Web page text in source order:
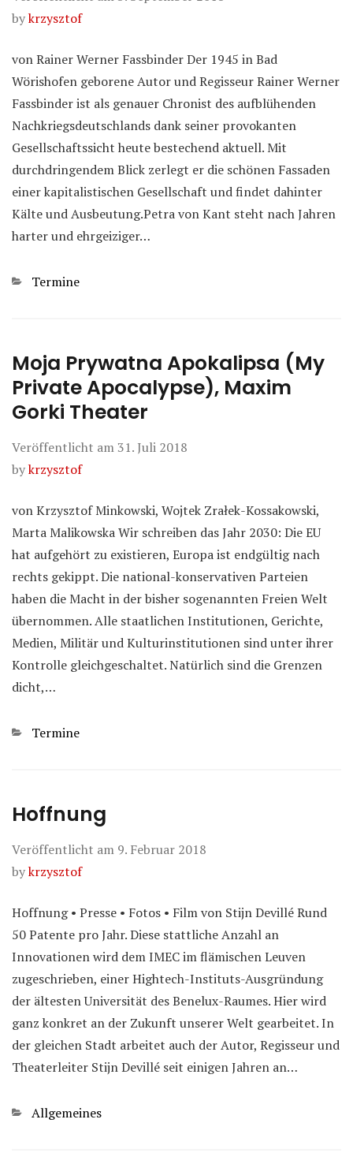
bykrzysztof
von Rainer Werner Fassbinder Der 1945 in Bad
Wörishofen geborene Autor und Regisseur Rainer Werner
Fassbinder ist als genauer Chronist des aufblühenden
Nachkriegsdeutschlands dank seiner provokanten
Gesellschaftssicht heute bestechend aktuell. Mit
durchdringendem Blick zerlegt er die schönen Fassaden
einer kapitalistischen Gesellschaft und findet dahinter
Kälte und Ausbeutung.Petra von Kant steht nach Jahren
harter und ehrgeiziger…
Kategorien
Termine
Moja Prywatna Apokalipsa (My
Private Apocalypse), Maxim
Gorki Theater
Veröffentlicht am 31. Juli 2018
bykrzysztof
von Krzysztof Minkowski, Wojtek Zrałek-Kossakowski,
Marta Malikowska Wir schreiben das Jahr 2030: Die EU
hat aufgehört zu existieren, Europa ist endgültig nach
rechts gekippt. Die national-konservativen Parteien
haben die Macht in der bisher sogenannten Freien Welt
übernommen. Alle staatlichen Institutionen, Gerichte,
Medien, Militär und Kulturinstitutionen sind unter ihrer
Kontrolle gleichgeschaltet. Natürlich sind die Grenzen
dicht,…
Kategorien
Termine
Hoffnung
Veröffentlicht am 9. Februar 2018
bykrzysztof
Hoffnung • Presse • Fotos • Film von Stijn Devillé Rund
50 Patente pro Jahr. Diese stattliche Anzahl an
Innovationen wird dem IMEC im flämischen Leuven
zugeschrieben, einer Hightech-Instituts-Ausgründung
der ältesten Universität des Benelux-Raumes. Hier wird
ganz konkret an der Zukunft unserer Welt gearbeitet. In
der gleichen Stadt arbeitet auch der Autor, Regisseur und
Theaterleiter Stijn Devillé seit einigen Jahren an…
Kategorien
Allgemeines